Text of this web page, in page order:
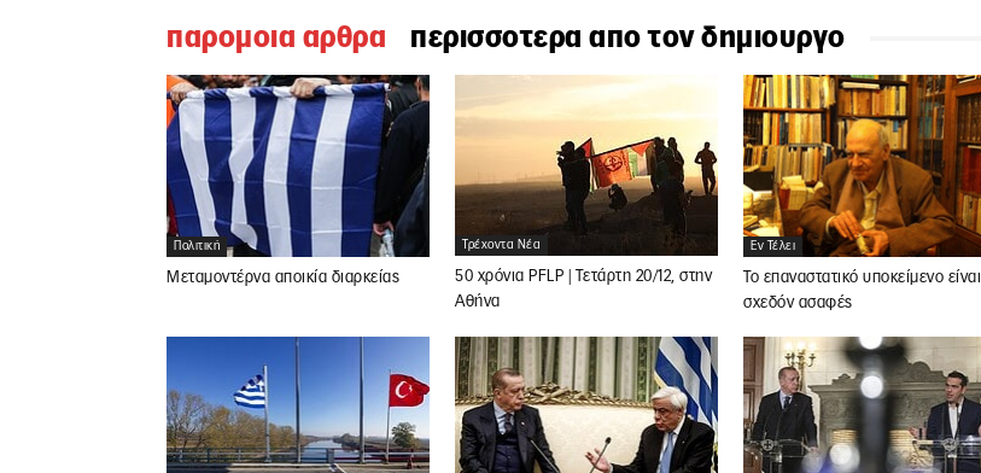
παρομοια αρθρα περισσοτερα απο τον δημιουργο
Πολιτική
Μεταμοντέρνα αποικία διαρκείας
Τρέχοντα Νέα
50 χρόνια PFLP | Tετάρτη 20/12, στην
Αθήνα
Εν Τέλει
Το επαναστατικό υποκείμενο είναι
σχεδόν ασαφές